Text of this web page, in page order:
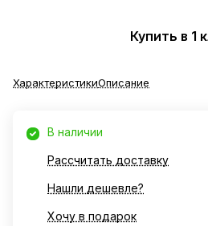
Купить в 1
ХарактеристикиОписание
В наличии
Рассчитать доставку
Нашли дешевле?
Хочу в подарок